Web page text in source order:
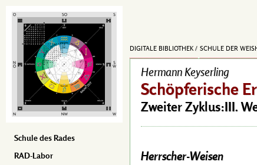
Schule des Rades
RAD-Labor
DIGITALE BIBLIOTHEK SCHULE DER
Hermann Keyserling
Schöpferische
Zweiter Zyklus:III.
Herrscher-Weisen